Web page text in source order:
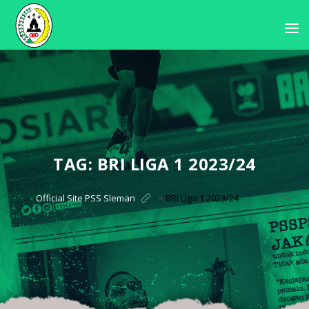
TAG: BRI LIGA 1 2023/24
Official Site PSS Sleman > BRI Liga 1 2023/24 ?>